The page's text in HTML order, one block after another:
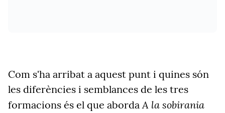
Com s'ha arribat a aquest punt i quines són
les diferències i semblances de les tres
formacions és el que abordaA la sobirania